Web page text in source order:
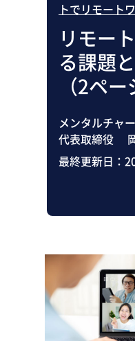
トでリモート
リモー
る課題
（2ペー
メンタルチャ
代表取締役
最終更新日：